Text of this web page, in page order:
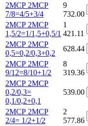
2МСР 2МСР
7/8=4/5+3/4
9
732.00
2МСР 2МСР
1,5/2=1/1,5+0,5/1
1
421.11
2МСР 2МСР
0,5=0,2/0,3+0,2
628.44
2МСР 2МСР
9/12=8/10+1/2
8
319.36
2МСР 2МСР
0,2/0,3=
0,1/0,2+0,1
539.00
2МСР 2МСР
2/4= 1/2+1/2
2
577.86